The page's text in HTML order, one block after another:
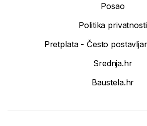
Posao
Politika privatnosti
Pretplata - Često
Srednja.hr
Baustela.hr